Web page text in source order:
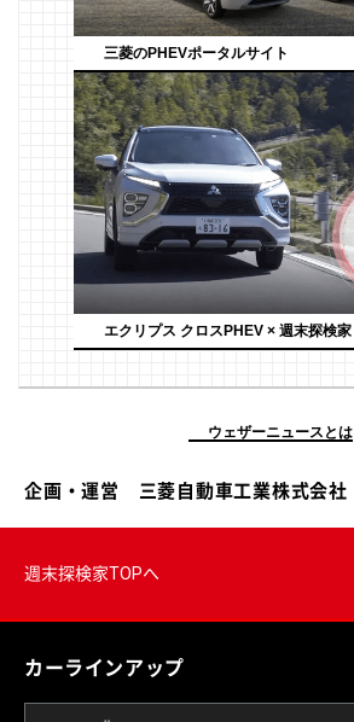
三菱のPHEVポータルサイト
エクリプス クロスPHEV × 週末探検家
ウェザーニュースとは
企画・運営 三菱自動車工業株式会社
週末探検家TOPへ
カーラインアップ